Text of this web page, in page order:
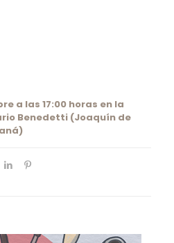
a las 17:00 horas en la
Benedetti (Joaquín de